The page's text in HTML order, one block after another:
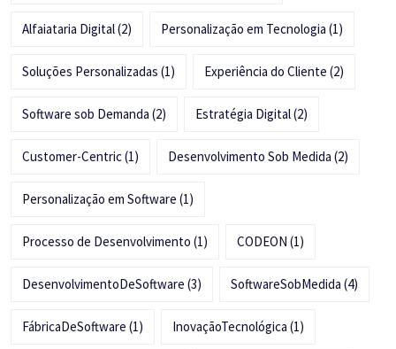
Alfaiataria Digital(2) Personalização em Tecnologia (1)
Soluções Personalizadas (1) Experiência do Cliente (2)
Software sob Demanda (2) Estratégia Digital(2)
Customer-Centric(1) Desenvolvimento Sob Medida (2)
Personalização em Software (1)
Processo de Desenvolvimento (1) CODEON (1)
DesenvolvimentoDeSoftware (3) SoftwareSobMedida (4)
FábricaDeSoftware (1) InovaçãoTecnológica (1)